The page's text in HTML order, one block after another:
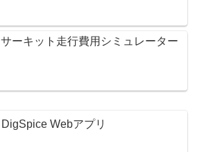
サーキット走行費用シミュレーター
DigSpice Webアプリ